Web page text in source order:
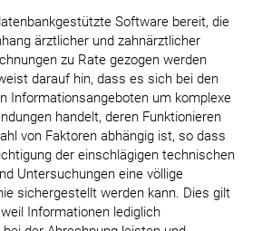
Software bereit, die
ärztlicher und zahnärztlicher
zu Rate gezogen werden
darauf hin, dass es sich bei den
Informationsangeboten um komplexe
handelt, deren Funktionieren
von Faktoren abhängig ist, so dass
der einschlägigen technischen
Untersuchungen eine völlige
sichergestellt werden kann. Dies gilt
Informationen lediglich